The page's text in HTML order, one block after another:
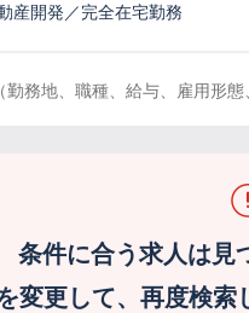
産開発／完全在宅勤務
（勤務地、職種、給与、雇用形
条件に合う求人は見
変更して、再度検索